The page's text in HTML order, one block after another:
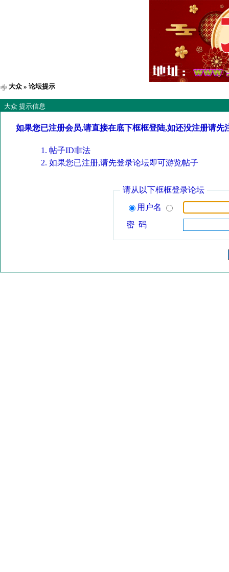
大众 » 论坛提示
大众 提示信息
如果您已注册会员,请直接在底下框框登陆,如还没注册请先
帖子ID非法
如果您已注册,请先登录论坛即可游览帖子
请从以下框框登录论坛
用户名
密 码